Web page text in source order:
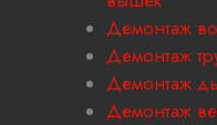
Демонтаж
Демонтаж
Демонтаж
Демонтаж